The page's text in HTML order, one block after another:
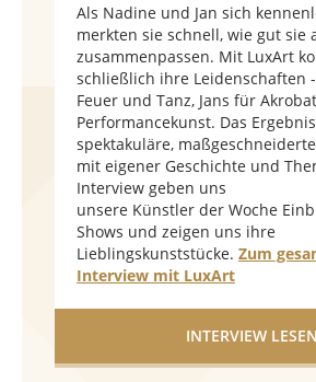
Als Nadine und Jan sich
merkten sie schnell, wie gut sie
zusammenpassen. Mit LuxArt
schließlich ihre Leidenschaften
Feuer und Tanz, Jans für
Performancekunst. Das
spektakuläre,
mit eigener Geschichte und
Interview geben uns
unsere Künstler der Woche
Shows und zeigen uns ihre
Lieblingskunststücke. Zum
Interview mit LuxArt
INTERVIEW LESEN